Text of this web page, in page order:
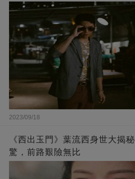
2023/09/18
《西出玉門》葉流西身世大揭
驚，前路艱險無比